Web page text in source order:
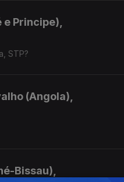
Principe),
STP?
(Angola),
Bissau),